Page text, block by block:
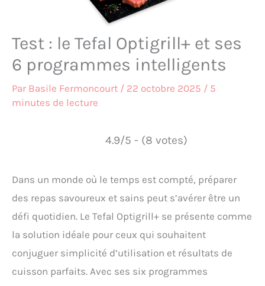
Test : le Tefal Optigrill+ et ses
6 programmes intelligents
Par Basile Fermoncourt / 22 octobre 2025 / 5
minutes de lecture
4.9/5 - (8 votes)
Dans un monde où le temps est compté, préparer
des repas savoureux et sains peut s’avérer être un
défi quotidien. Le Tefal Optigrill+ se présente comme
la solution idéale pour ceux qui souhaitent
conjuguer simplicité d’utilisation et résultats de
cuisson parfaits. Avec ses six programmes